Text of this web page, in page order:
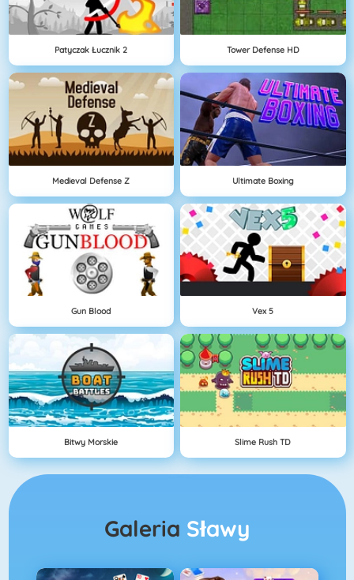
Patyczak Łucznik 2 Tower Defense HD
Medieval Defense Z Ultimate Boxing
Gun Blood Vex 5
Bitwy Morskie Slime Rush TD
Galeria Sławy